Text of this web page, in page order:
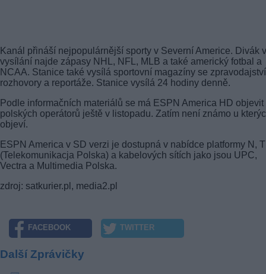
Kanál přináší nejpopulárnější sporty v Severní Americe. Divák
vysílání najde zápasy NHL, NFL, MLB a také americký fotbal a
NCAA. Stanice také vysílá sportovní magazíny se
rozhovory a reportáže. Stanice vysílá 24 hodiny denně.
Podle informačních materiálů se má ESPN America HD objevit
polských operátorů ještě v listopadu. Zatím není známo u
objeví.
ESPN America v SD verzi je dostupná v nabídce platformy N,
(Telekomunikacja Polska) a kabelových sítích jako jsou UPC,
Vectra a Multimedia Polska.
zdroj: satkurier.pl, media2.pl
FACEBOOK TWITTER
Další Zprávičky